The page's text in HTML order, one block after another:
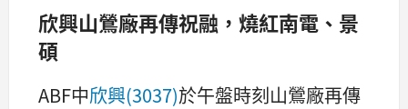
欣興山鶯廠再傳祝融，燒紅南電、景
碩
ABF中欣興(3037)於午盤時刻山鶯廠再傳